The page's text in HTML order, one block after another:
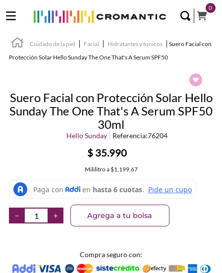
0
Cuidado de la piel Facial Hidratantes y tonicos
Suero Facial con
Protección Solar Hello Sunday The One That's A Serum SPF50
Suero Facial con Protección Solar Hello
Sunday The One That's A Serum SPF50
30ml
Hello Sunday Referencia:76204
$ 35.990
Mililitroa $1,199.67
＋
－ Agrega a tu bolsa
Compra seguro con: